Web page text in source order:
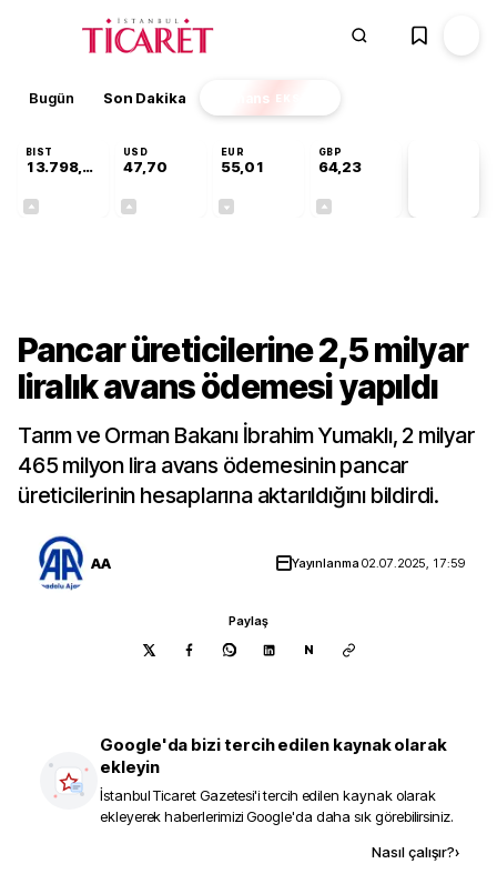
Bugün Son Dakika Finans EKSTRA
BIST
13.798,82
USD
47,70
EUR
55,01
GBP
64,23
Pancar üreticilerine 2,5 milyar
liralık avans ödemesi yapıldı
Tarım ve Orman Bakanı İbrahim Yumaklı, 2 milyar
465 milyon lira avans ödemesinin pancar
üreticilerinin hesaplarına aktarıldığını bildirdi.
AA Yayınlanma02.07.2025, 17:59
Paylaş
N
Google'da bizi tercih edilen kaynak olarak
ekleyin
İstanbul Ticaret Gazetesi'i tercih edilen kaynak olarak
ekleyerek haberlerimizi Google'da daha sık görebilirsiniz.
Nasıl çalışır?›